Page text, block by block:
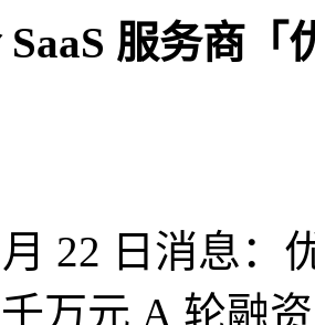
服务商
22 日消息：
万元 A 轮融